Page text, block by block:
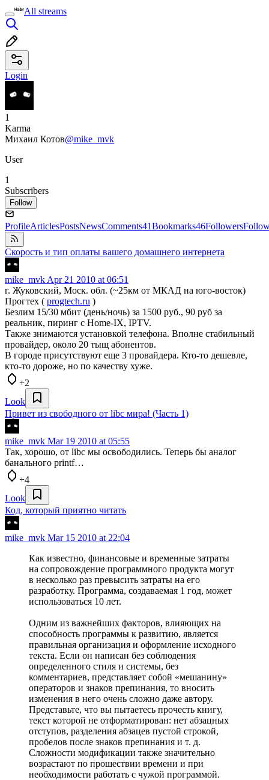
All streams
Login
1
Karma
Михаил Котов@mike_mvk
User
1
Subscribers
Follow
ProfileArticlesPostsNewsComments41Bookmarks46Followers
Скорость и тип оплаты вашего домашнего интернета
mike_mvk Apr 21 2010 at 06:51
г. Жуковский, Моск. обл. (~25км от МКАД на юго-восток)
Прогтех ( progtech.ru )
Безлим 15/30 мбит (день/ночь) за 1500 руб., 90 руб за
реальник, пиринг с Home-IX, IPTV.
Также знимаются установкой телефона. Вполне стабильный
провайдер, около 20 тыщ абонентов.
В городе присутствуют еще 3 провайдера. Кто-то дешевле,
кто-то дороже, но по качеству хуже.
+2
Look
Привет из свободного от libc мира! (Часть 1)
mike_mvk Mar 19 2010 at 05:55
Так, хорошо, от libc мы освободились. Теперь бы аналог
банального printf…
+4
Look
Код, который приятно читать
mike_mvk Mar 15 2010 at 22:04
Как известно, финансовые и временные затраты
на сопровождение программного продукта могут
в несколько раз превысить затраты на его
разработку. Программа, создаваемая 1 год, может
использоваться 10 лет.
Одним из важнейших факторов, влияющих на
способность программы к развитию, является
правильная организация и оформление исходного
текста. Если он написан без соблюдения
определенного стиля и системы, без
комментариев, представляет собой «мешанину»
операторов и знаков препинания, то вносить
изменения в него очень сложно даже автору.
Представьте, что вы пытаетесь прочесть книгу,
текст которой не отформатирован: нет абзацных
отступов, разделения абзацев пустой строкой,
пробелов после знаков препинания и т. д.
Сложности модификации также значительно
возрастают по прошествии времени и при
необходимости работать с чужой программой.